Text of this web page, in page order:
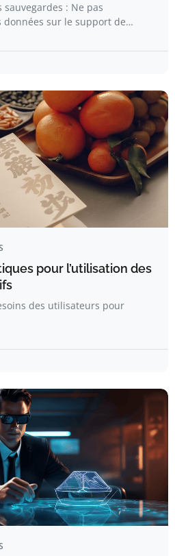
sauvegardes : Ne pas
sur le support de…
pour l’utilisation des
des utilisateurs pour